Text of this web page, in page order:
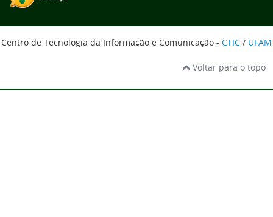
Centro de Tecnologia da Informação e Comunicação - CTIC / UFAM
Voltar para o topo